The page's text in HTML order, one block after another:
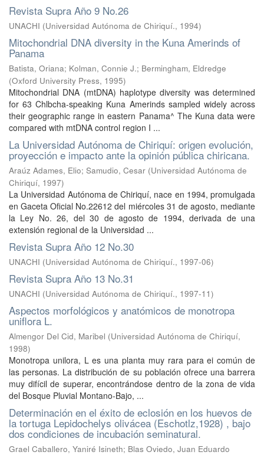
Revista Supra Año 9 No.26
UNACHI (Universidad Autónoma de Chiriquí., 1994)
Mitochondrial DNA diversity in the Kuna Amerinds of
Panama
Batista, Oriana; Kolman, Connie J.; Bermingham, Eldredge
(Oxford University Press, 1995)
Mitochondrial DNA (mtDNA) haplotype diversity was determined
for 63 Chlbcha-speaking Kuna Amerinds sampled widely across
their geographic range in eastern Panama^ The Kuna data were
compared with mtDNA control region I ...
La Universidad Autónoma de Chiriquí: origen evolución,
proyección e impacto ante la opinión pública chiricana.
Araúz Adames, Elio; Samudio, Cesar (Universidad Autónoma de
Chiriquí, 1997)
La Universidad Autónoma de Chiriquí, nace en 1994, promulgada
en Gaceta Oficial No.22612 del miércoles 31 de agosto, mediante
la Ley No. 26, del 30 de agosto de 1994, derivada de una
extensión regional de la Universidad ...
Revista Supra Año 12 No.30
UNACHI (Universidad Autónoma de Chiriquí., 1997-06)
Revista Supra Año 13 No.31
UNACHI (Universidad Autónoma de Chiriquí., 1997-11)
Aspectos morfológicos y anatómicos de monotropa
uniflora L.
Almengor Del Cid, Maribel (Universidad Autónoma de Chiriquí,
1998)
Monotropa unilora, L es una planta muy rara para ei común de
las personas. La distribución de su población ofrece una barrera
muy difícil de superar, encontrándose dentro de la zona de vida
del Bosque Pluvial Montano-Bajo, ...
Determinación en el éxito de eclosión en los huevos de
la tortuga Lepidochelys olivácea (Eschotlz,1928) , bajo
dos condiciones de incubación seminatural.
Grael Caballero, Yaniré Isineth; Blas Oviedo, Juan Eduardo